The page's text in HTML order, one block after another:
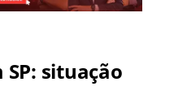
situação